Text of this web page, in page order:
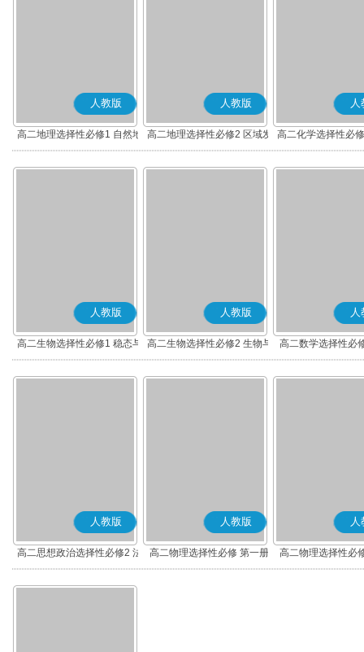
人教版
高二地理选择性必修1 自然地
理基础
人教版
高二地理选择性必修2 区域发
展
人
高二化学选择性必
应原理
人教版
高二生物选择性必修1 稳态与
调节
人教版
高二生物选择性必修2 生物与
环境
人
高二数学选择性必
(A版)
人教版
高二思想政治选择性必修2 法
律与生活(部编版)
人教版
高二物理选择性必修 第一册
人
高二物理选择性必